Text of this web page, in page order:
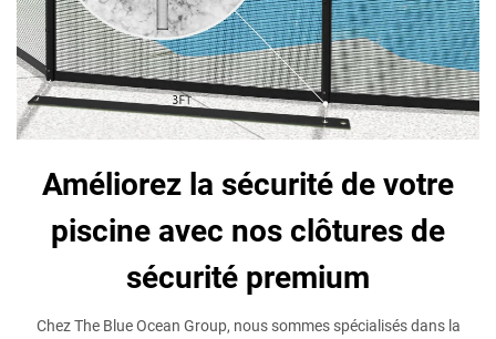
Améliorez la sécurité de votre
piscine avec nos clôtures de
sécurité premium
Chez The Blue Ocean Group, nous sommes spécialisés dans la